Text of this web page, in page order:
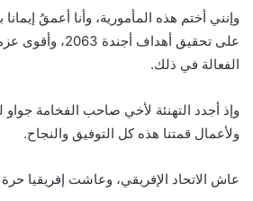
وإنني أختم هذه المأمورية، وأنا أعمقُ إيمانا
على تحقيق أهداف
الفعالة في ذلك.
وإذ أجدد التهنئة لأخي صاحب الفخامة جواو
ولأعمال قمتنا هذه كل التوفيق والنجاح.
عاش الاتحاد الإفريقي، وعاشت إفريقيا